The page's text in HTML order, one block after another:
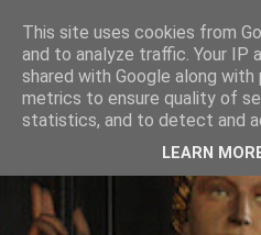
This site uses cookies from
and to analyze traffic. Your IP
shared with Google along
metrics to ensure quality of
statistics, and to detect and
LEARN